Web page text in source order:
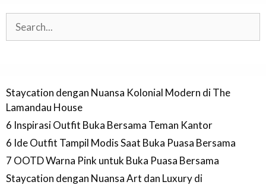
Staycation dengan Nuansa Kolonial Modern di The
Lamandau House
6 Inspirasi Outfit Buka Bersama Teman Kantor
6 Ide Outfit Tampil Modis Saat Buka Puasa Bersama
7 OOTD Warna Pink untuk Buka Puasa Bersama
Staycation dengan Nuansa Art dan Luxury di